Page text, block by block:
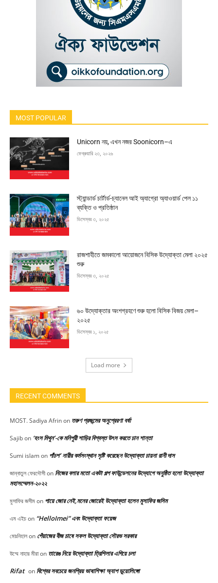
MOST POPULAR
Unicorn নয়, এখন নজর Soonicorn–এ
ফেব্রুয়ারি ২৩, ২০২৬
স্ট্যান্ডার্ড চার্টার্ড-চ্যানেল আই অ্যাগ্রো অ্যাওয়ার্ড পেল ১১
ব্যক্তি ও প্রতিষ্ঠান
ডিসেম্বর ৩, ২০২৫
রাজশাহীতে জমকালো আয়োজনে বিসিক উদ্যোক্তা মেলা ২০২৫
শুরু
ডিসেম্বর ৩, ২০২৫
৬০ উদ্যোক্তার অংশগ্রহণে শুরু হলো বিসিক বিজয় মেলা–
২০২৫
ডিসেম্বর ১, ২০২৫
Load more
RECENT COMMENTS
MOST. Sadiya Afrinon তরুণ প্রজন্মের অনুপ্রেরণা বর্ষা
Sajibon ‘হংস মিথুন’-কে মনিপুরী শাড়ির বিশ্বস্ত উৎস করতে চান শান্তা
Sumi islamon পাঁচশ’ নারীর কর্মসংস্থান সৃষ্টি করেছেন উদ্যোক্তা চায়না রানী দাস
জান্নাতুল ফেরদৌসীon নিজের বলার মতো একটা গল্প ফাউন্ডেশনের উদ্যোগে অনুষ্ঠিত হলো উদ্যোক্তা
মহাসম্মেলন-২০২২
মুসাফির জসীমon পায়ে জোর নেই,মনের জোরেই উদ্যোক্তা হলেন মুসাফির জসিম
এম এইচon “HelloImei” এবং উদ্যোক্তা ফয়েজ
মোঃনিহালon পেঁয়াজের বীজ চাষে সফল উদ্যোক্তা সৌরভ সরকার
উম্মে নাহার মীরাon তারেঙ নিয়ে উদ্যোক্তা ত্রিশিলার এগিয়ে চলা
Rifat on বিশ্বের সবচেয়ে জনপ্রিয় ভাষাশিক্ষা অ্যাপ ডুয়োলিঙ্গো